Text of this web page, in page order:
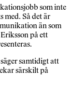
som inte
med. Så det är
än som
på ett
samtidigt att
särskilt på